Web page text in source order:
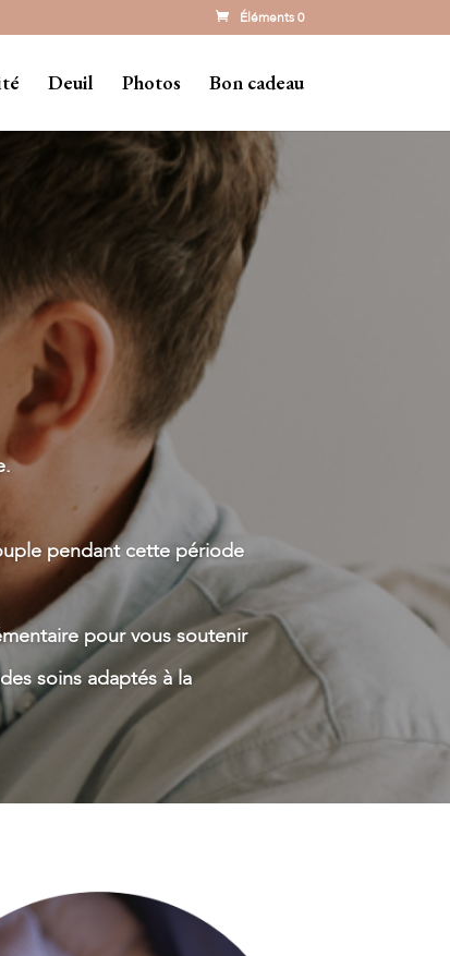
Éléments 0
Deuil Photos Bon cadeau
pendant cette période
pour vous soutenir
soins adaptés à la